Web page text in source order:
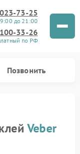
73-25
до 21:00
33-26
по РФ
Позвонить
Veber